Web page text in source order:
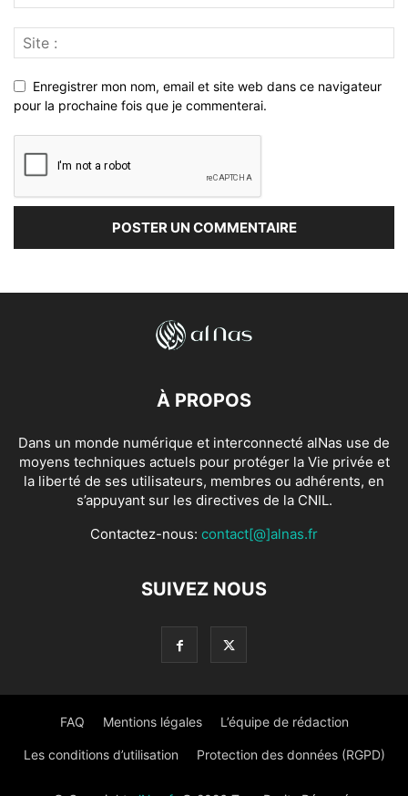
Enregistrer mon nom, email et site web dans ce navigateur
pour la prochaine fois que je commenterai.
À PROPOS
Dans un monde numérique et interconnecté alNas use de
moyens techniques actuels pour protéger la Vie privée et
la liberté de ses utilisateurs, membres ou adhérents, en
s’appuyant sur les directives de la CNIL.
Contactez-nous: contact[@]alnas.fr
SUIVEZ NOUS
FAQ Mentions légales L’équipe de rédaction
Les conditions d’utilisation Protection des données (RGPD)